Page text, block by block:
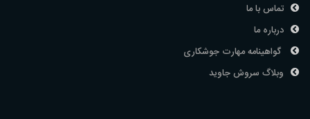
تماس با ما
درباره ما
گواهینامه مهارت جوشکاری
وبلاگ سروش جاوید